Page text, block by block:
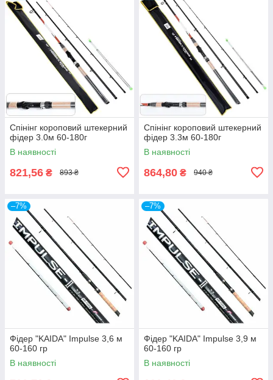
Спінінг короповий штекерний
фідер 3.0м 60-180г
В наявності
821,56 ₴ 893 ₴
Спінінг короповий штекерний
фідер 3.3м 60-180г
В наявності
864,80 ₴ 940 ₴
–7%
Фідер "KAIDA" Impulse 3,6 м
60-160 гр
В наявності
–7%
Фідер "KAIDA" Impulse 3,9 м
60-160 гр
В наявності